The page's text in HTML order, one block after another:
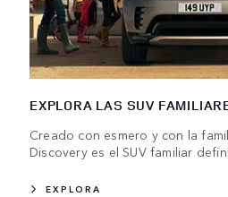
EXPLORA LAS SUV
Creado con esmero y con la
Discovery es el SUV familiar
EXPLORA